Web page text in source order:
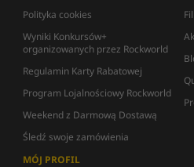
Polityka cookies
Wyniki Konkursów+
organizowanych przez Rockworld
Regulamin Karty Rabatowej
Program Lojalnościowy Rockworld
Weekend z Darmową Dostawą
Śledź swoje zamówienia
MÓJ PROFIL